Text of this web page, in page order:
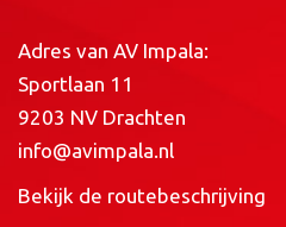
Adres van AV Impala:
Sportlaan 11
9203 NV Drachten
info@avimpala.nl
Bekijk de routebeschrijving